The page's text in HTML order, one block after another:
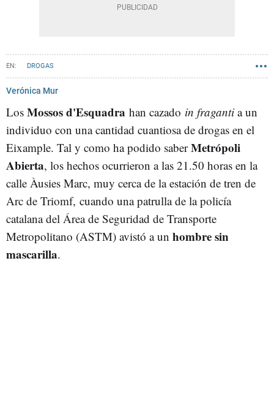
DROGAS
Verónica Mur
Los Mossos d'Esquadra han cazado in fraganti a un
individuo con una cantidad cuantiosa de drogas en el
Eixample. Tal y como ha podido saberMetrópoli
Abierta, los hechos ocurrieron a las 21.50 horas en la
calle Àusies Marc, muy cerca de la estación de tren de
Arc de Triomf, cuando una patrulla de la policía
catalana del Área de Seguridad de Transporte
Metropolitano (ASTM) avistó a un hombre sin
mascarilla.